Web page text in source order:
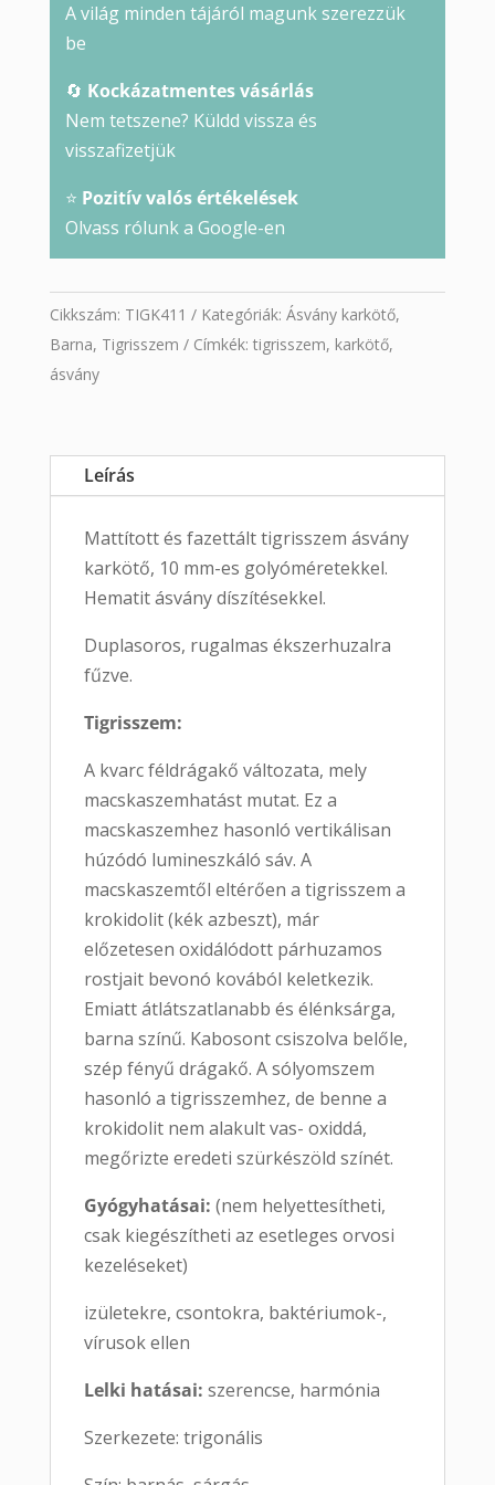
A világ minden tájáról magunk szerezzük
be
🔄 Kockázatmentes vásárlás
Nem tetszene? Küldd vissza és
visszafizetjük
⭐ Pozitív valós értékelések
Olvass rólunk a Google-en
Cikkszám: TIGK411 Kategóriák: Ásvány karkötő,
Barna, Tigrisszem Címkék: tigrisszem, karkötő,
ásvány
Leírás
Mattított és fazettált tigrisszem ásvány
karkötő, 10 mm-es golyóméretekkel.
Hematit ásvány díszítésekkel.
Duplasoros, rugalmas ékszerhuzalra
fűzve.
Tigrisszem:
A kvarc féldrágakő változata, mely
macskaszemhatást mutat. Ez a
macskaszemhez hasonló vertikálisan
húzódó lumineszkáló sáv. A
macskaszemtől eltérően a tigrisszem a
krokidolit (kék azbeszt), már
előzetesen oxidálódott párhuzamos
rostjait bevonó kovából keletkezik.
Emiatt átlátszatlanabb és élénksárga,
barna színű. Kabosont csiszolva belőle,
szép fényű drágakő. A sólyomszem
hasonló a tigrisszemhez, de benne a
krokidolit nem alakult vas- oxiddá,
megőrizte eredeti szürkészöld színét.
Gyógyhatásai: (nem helyettesítheti,
csak kiegészítheti az esetleges orvosi
kezeléseket)
izületekre, csontokra, baktériumok-,
vírusok ellen
Lelki hatásai: szerencse, harmónia
Szerkezete: trigonális